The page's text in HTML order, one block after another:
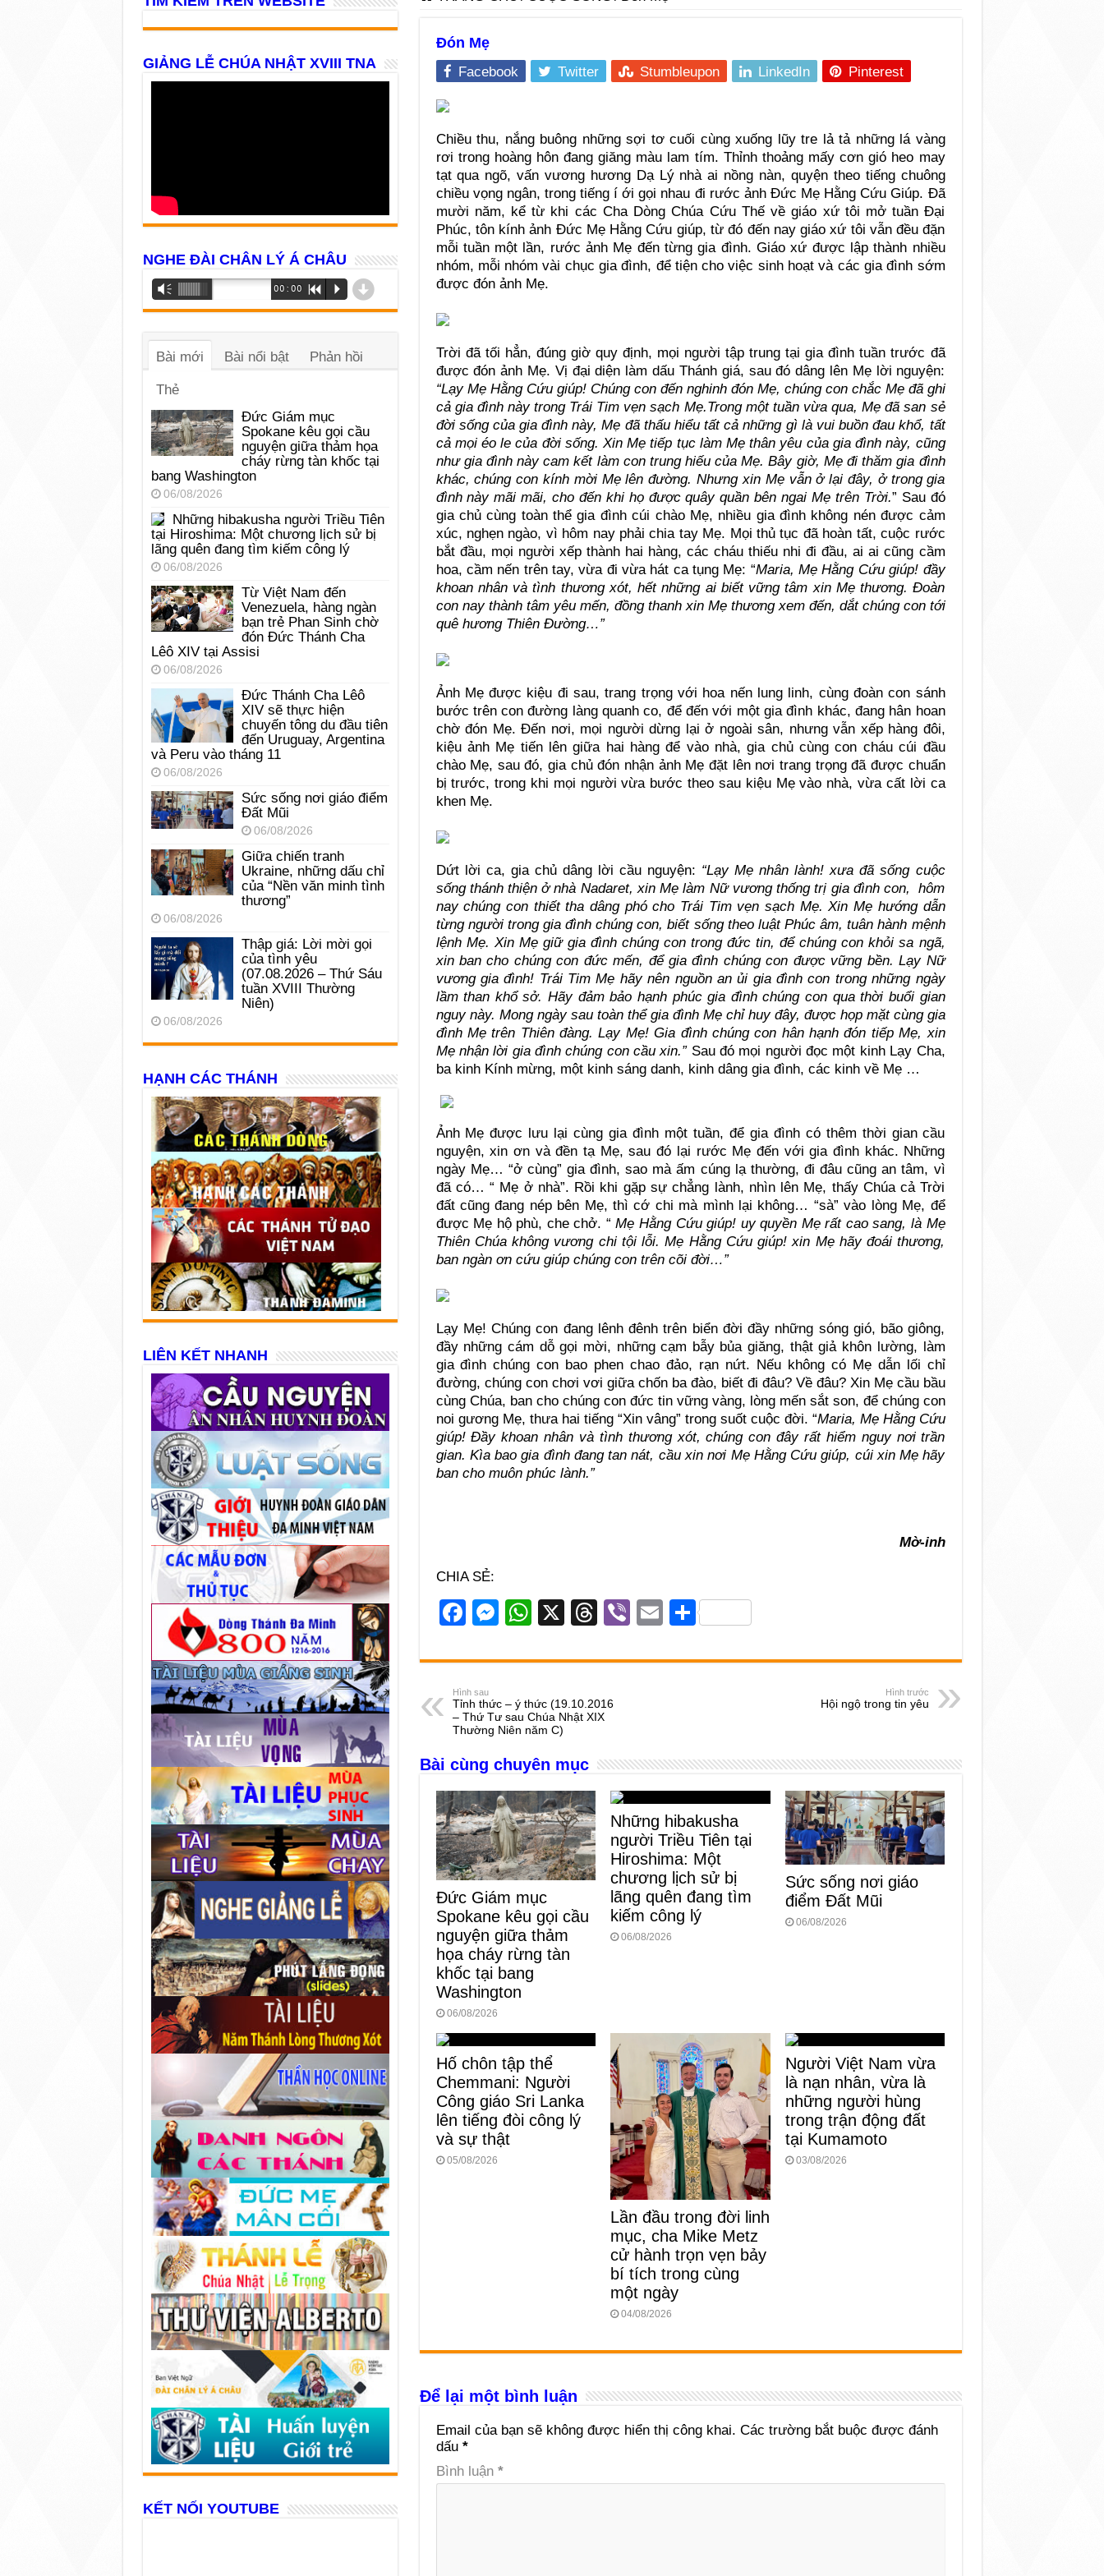
Đón Mẹ
Facebook Twitter Stumbleupon LinkedIn Pinterest
Chiều thu, nắng buông những sợi tơ cuối cùng xuống lũy tre lả tả những lá vàng
rơi trong hoàng hôn đang giăng màu lam tím. Thỉnh thoảng mấy cơn gió heo may
tạt qua ngõ, vấn vương hương Dạ Lý nhà ai nồng nàn, quyện theo tiếng chuông
chiều vọng ngân, trong tiếng í ới gọi nhau đi rước ảnh Đức Mẹ Hằng Cứu Giúp. Đã
mười năm, kể từ khi các Cha Dòng Chúa Cứu Thế về giáo xứ tôi mở tuần Đại
Phúc, tôn kính ảnh Đức Mẹ Hằng Cứu giúp, từ đó đến nay giáo xứ tôi vẫn đều đặn
mỗi tuần một lần, rước ảnh Mẹ đến từng gia đình. Giáo xứ được lập thành nhiều
nhóm, mỗi nhóm vài chục gia đình, để tiện cho việc sinh hoạt và các gia đình sớm
được đón ảnh Mẹ.
Trời đã tối hẳn, đúng giờ quy định, mọi người tập trung tại gia đình tuần trước đã
được đón ảnh Mẹ. Vị đại diện làm dấu Thánh giá, sau đó dâng lên Mẹ lời nguyện:
“Lạy Mẹ Hằng Cứu giúp! Chúng con đến nghinh đón Mẹ, chúng con chắc Mẹ đã ghi
cả gia đình này trong Trái Tim vẹn sạch Mẹ.Trong một tuần vừa qua, Mẹ đã san sẻ
đời sống của gia đình này, Mẹ đã thấu hiểu tất cả những gì là vui buồn đau khổ, tất
cả mọi éo le của đời sống. Xin Mẹ tiếp tục làm Mẹ thân yêu của gia đình này, cũng
như gia đình này cam kết làm con trung hiếu của Mẹ. Bây giờ, Mẹ đi thăm gia đình
khác, chúng con kính mời Mẹ lên đường. Nhưng xin Mẹ vẫn ở lại đây, ở trong gia
đình này mãi mãi, cho đến khi họ được quây quần bên ngai Mẹ trên Trời.” Sau đó
gia chủ cùng toàn thể gia đình cúi chào Mẹ, nhiều gia đình không nén được cảm
xúc, nghẹn ngào, vì hôm nay phải chia tay Mẹ. Mọi thủ tục đã hoàn tất, cuộc rước
bắt đầu, mọi người xếp thành hai hàng, các cháu thiếu nhi đi đầu, ai ai cũng cầm
hoa, cầm nến trên tay, vừa đi vừa hát ca tụng Mẹ: “Maria, Mẹ Hằng Cứu giúp! đầy
khoan nhân và tình thương xót, hết những ai biết vững tâm xin Mẹ thương. Đoàn
con nay thành tâm yêu mến, đồng thanh xin Mẹ thương xem đến, dắt chúng con tới
quê hương Thiên Đường…”
Ảnh Mẹ được kiệu đi sau, trang trọng với hoa nến lung linh, cùng đoàn con sánh
bước trên con đường làng quanh co, để đến với một gia đình khác, đang hân hoan
chờ đón Mẹ. Đến nơi, mọi người dừng lại ở ngoài sân, nhưng vẫn xếp hàng đôi,
kiệu ảnh Mẹ tiến lên giữa hai hàng để vào nhà, gia chủ cùng con cháu cúi đầu
chào Mẹ, sau đó, gia chủ đón nhận ảnh Mẹ đặt lên nơi trang trọng đã được chuẩn
bị trước, trong khi mọi người vừa bước theo sau kiệu Mẹ vào nhà, vừa cất lời ca
khen Mẹ.
Dứt lời ca, gia chủ dâng lời cầu nguyện: “Lạy Mẹ nhân lành! xưa đã sống cuộc
sống thánh thiện ở nhà Nadaret, xin Mẹ làm Nữ vương thống trị gia đình con, hôm
nay chúng con thiết tha dâng phó cho Trái Tim vẹn sạch Mẹ. Xin Mẹ hướng dẫn
từng người trong gia đình chúng con, biết sống theo luật Phúc âm, tuân hành mệnh
lệnh Mẹ. Xin Mẹ giữ gia đình chúng con trong đức tin, để chúng con khỏi sa ngã,
xin ban cho chúng con đức mến, để gia đình chúng con được vững bền. Lạy Nữ
vương gia đình! Trái Tim Mẹ hãy nên nguồn an ủi gia đình con trong những ngày
lầm than khổ sở. Hãy đảm bảo hạnh phúc gia đình chúng con qua thời buổi gian
nguy này. Mong ngày sau toàn thể gia đình Mẹ chỉ huy đây, được họp mặt cùng gia
đình Mẹ trên Thiên đàng. Lạy Mẹ! Gia đình chúng con hân hạnh đón tiếp Mẹ, xin
Mẹ nhận lời gia đình chúng con cầu xin.”Sau đó mọi người đọc một kinh Lạy Cha,
ba kinh Kính mừng, một kinh sáng danh, kinh dâng gia đình, các kinh về Mẹ …
Ảnh Mẹ được lưu lại cùng gia đình một tuần, để gia đình có thêm thời gian cầu
nguyện, xin ơn và đền tạ Mẹ, sau đó lại rước Mẹ đến với gia đình khác. Những
ngày Mẹ… “ở cùng” gia đình, sao mà ấm cúng lạ thường, đi đâu cũng an tâm, vì
đã có… “ Mẹ ở nhà”. Rồi khi gặp sự chẳng lành, nhìn lên Mẹ, thấy Chúa cả Trời
đất cũng đang nép bên Mẹ, thì cớ chi mà mình lại không… “sà” vào lòng Mẹ, để
được Mẹ hộ phù, che chở. “Mẹ Hằng Cứu giúp! uy quyền Mẹ rất cao sang, là Mẹ
Thiên Chúa không vương chi tội lỗi. Mẹ Hằng Cứu giúp! xin Mẹ hãy đoái thương,
ban ngàn ơn cứu giúp chúng con trên cõi đời…”
Lạy Mẹ! Chúng con đang lênh đênh trên biển đời đầy những sóng gió, bão giông,
đầy những cám dỗ gọi mời, những cạm bẫy bủa giăng, thật giả khôn lường, làm
gia đình chúng con bao phen chao đảo, rạn nứt. Nếu không có Mẹ dẫn lối chỉ
đường, chúng con chơi vơi giữa chốn ba đào, biết đi đâu? Về đâu? Xin Mẹ cầu bầu
cùng Chúa, ban cho chúng con đức tin vững vàng, lòng mến sắt son, để chúng con
noi gương Mẹ, thưa hai tiếng “Xin vâng” trong suốt cuộc đời. “Maria, Mẹ Hằng Cứu
giúp! Đầy khoan nhân và tình thương xót, chúng con đây rất hiểm nguy nơi trần
gian. Kìa bao gia đình đang tan nát, cầu xin nơi Mẹ Hằng Cứu giúp, cúi xin Mẹ hãy
ban cho muôn phúc lành.”
Mờ-inh
CHIA SẺ:
F
c
e
b
o
o
k
M
ss
n
g
er
W
at
A
p
p
X
T
e
d
Vi
er
E
ail
S
ar
Hình sau
Tỉnh thức – ý thức (19.10.2016
– Thứ Tư sau Chúa Nhật XIX
Thường Niên năm C)
Hình trước
Hội ngộ trong tin yêu
Bài cùng chuyên mục
Đức Giám mục
Spokane kêu gọi cầu
nguyện giữa thảm
họa cháy rừng tàn
khốc tại bang
Washington
06/08/2026
Những hibakusha
người Triều Tiên tại
Hiroshima: Một
chương lịch sử bị
lãng quên đang tìm
kiếm công lý
06/08/2026
Sức sống nơi giáo
điểm Đất Mũi
06/08/2026
Hố chôn tập thể
Chemmani: Người
Công giáo Sri Lanka
lên tiếng đòi công lý
và sự thật
05/08/2026
Lần đầu trong đời linh
mục, cha Mike Metz
cử hành trọn vẹn bảy
bí tích trong cùng
một ngày
04/08/2026
Người Việt Nam vừa
là nạn nhân, vừa là
những người hùng
trong trận động đất
tại Kumamoto
03/08/2026
Để lại một bình luận
Email của bạn sẽ không được hiển thị công khai. Các trường bắt buộc được đánh
dấu *
Bình luận *
GIẢNG LỄ CHÚA NHẬT XVIII TNA
NGHE ĐÀI CHÂN LÝ Á CHÂU
Trình
phát
âm
Vm 00:00 R P d
Bài mới Bài nổi bật Phản hồi
Thẻ
Đức Giám mục
Spokane kêu gọi cầu
nguyện giữa thảm họa
cháy rừng tàn khốc tại
bang Washington
06/08/2026
Những hibakusha người Triều Tiên
tại Hiroshima: Một chương lịch sử bị
lãng quên đang tìm kiếm công lý
06/08/2026
Từ Việt Nam đến
Venezuela, hàng ngàn
bạn trẻ Phan Sinh chờ
đón Đức Thánh Cha
Lêô XIV tại Assisi
06/08/2026
Đức Thánh Cha Lêô
XIV sẽ thực hiện
chuyến tông du đầu tiên
đến Uruguay, Argentina
và Peru vào tháng 11
06/08/2026
Sức sống nơi giáo điểm
Đất Mũi
06/08/2026
Giữa chiến tranh
Ukraine, những dấu chỉ
của “Nền văn minh tình
thương”
06/08/2026
Thập giá: Lời mời gọi
của tình yêu
(07.08.2026 – Thứ Sáu
tuần XVIII Thường
Niên)
06/08/2026
HẠNH CÁC THÁNH
LIÊN KẾT NHANH
KẾT NỐI YOUTUBE